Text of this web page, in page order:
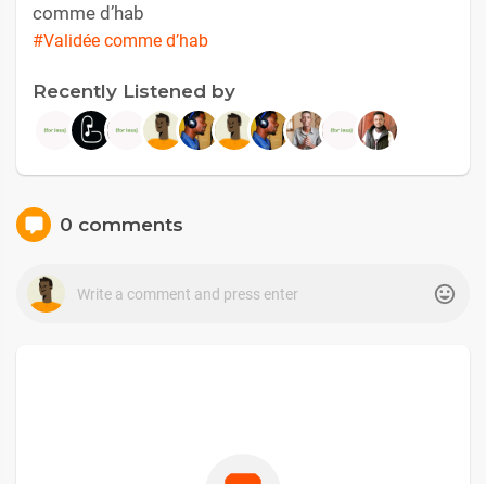
comme d’hab
#Validée comme d’hab
Recently Listened by
0 comments